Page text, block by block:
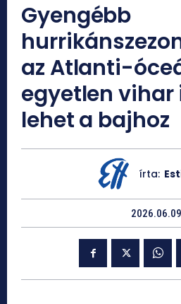
Gyengébb
az Atlanti-
egyetlen vihar
lehet a bajhoz
írta: